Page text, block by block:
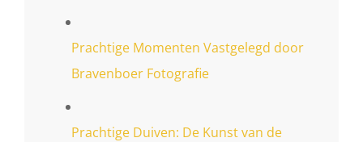
Prachtige Momenten Vastgelegd door
Bravenboer Fotografie
Prachtige Duiven: De Kunst van de